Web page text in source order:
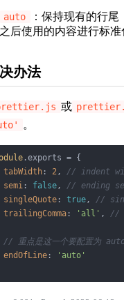
auto
：保持现有的行
之后使用的内容进行标准
办法
或
。
.exports = {
tabWidth : 2, // indent
semi : false, // ending
singleQuote : true, //
trailingComma : 'all' , //
// 重点是这一个要配置为
endOfLine :
'auto'